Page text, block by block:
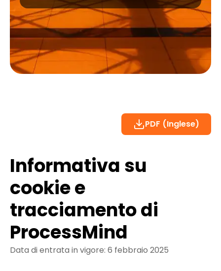
PDF (Inglese)
Informativa su
cookie e
tracciamento di
ProcessMind
Data di entrata in vigore: 6 febbraio 2025